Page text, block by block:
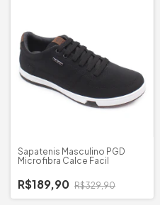
Sapatenis Masculino PGD
Microfibra Calce Facil
R$189,90 R$329,90